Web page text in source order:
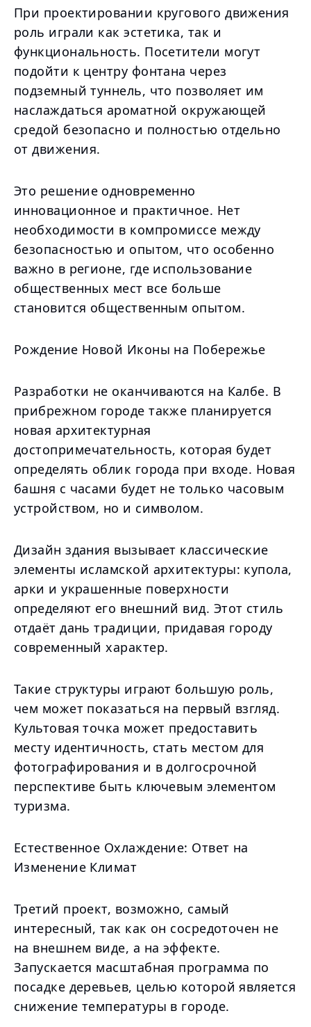
При проектировании кругового движения
роль играли как эстетика, так и
функциональность. Посетители могут
подойти к центру фонтана через
подземный туннель, что позволяет им
наслаждаться ароматной окружающей
средой безопасно и полностью отдельно
от движения.
Это решение одновременно
инновационное и практичное. Нет
необходимости в компромиссе между
безопасностью и опытом, что особенно
важно в регионе, где использование
общественных мест все больше
становится общественным опытом.
Рождение Новой Иконы на Побережье
Разработки не оканчиваются на Калбе. В
прибрежном городе также планируется
новая архитектурная
достопримечательность, которая будет
определять облик города при входе. Новая
башня с часами будет не только часовым
устройством, но и символом.
Дизайн здания вызывает классические
элементы исламской архитектуры: купола,
арки и украшенные поверхности
определяют его внешний вид. Этот стиль
отдаёт дань традиции, придавая городу
современный характер.
Такие структуры играют большую роль,
чем может показаться на первый взгляд.
Культовая точка может предоставить
месту идентичность, стать местом для
фотографирования и в долгосрочной
перспективе быть ключевым элементом
туризма.
Естественное Охлаждение: Ответ на
Изменение Климат
Третий проект, возможно, самый
интересный, так как он сосредоточен не
на внешнем виде, а на эффекте.
Запускается масштабная программа по
посадке деревьев, целью которой является
снижение температуры в городе.